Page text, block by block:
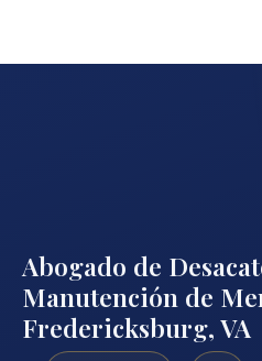
Abogado de
Manutención de
Fredericksburg, VA